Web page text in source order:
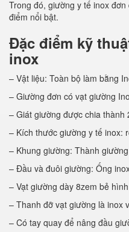
Trong đó, giường y tế inox
điểm nổi bật.
Đặc điểm kỹ
inox
– Vật liệu: Toàn bộ làm bằng
– Giường đơn có vạt giường
– Giát giường được chia thành
– Kích thước giường y tế inox:
– Khung giường: Thành
– Đầu và đuôi giường: Ống
– Vạt giường dày 8zem bẻ
– Thanh đỡ vạt giường là inox
– Có tay quay để nâng đầu